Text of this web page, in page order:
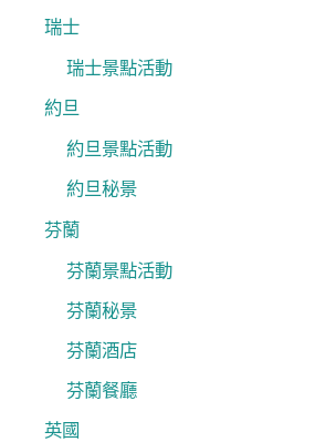
瑞士
瑞士景點活動
約旦
約旦景點活動
約旦秘景
芬蘭
芬蘭景點活動
芬蘭秘景
芬蘭酒店
芬蘭餐廳
英國